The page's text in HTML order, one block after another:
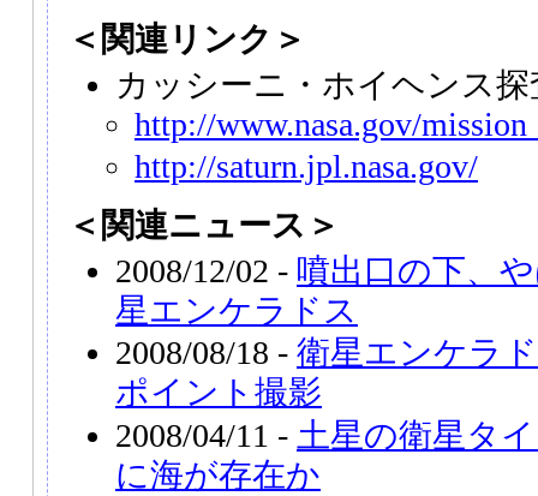
＜関連リンク＞
カッシーニ・ホイヘンス探
http://www.nasa.gov/
http://saturn.jpl.nasa.gov/
＜関連ニュース＞
2008/12/02 - 噴出口の下、
星エンケラドス
2008/08/18 - 衛星エンケラ
ポイント撮影
2008/04/11 - 土星の衛星タ
に海が存在か